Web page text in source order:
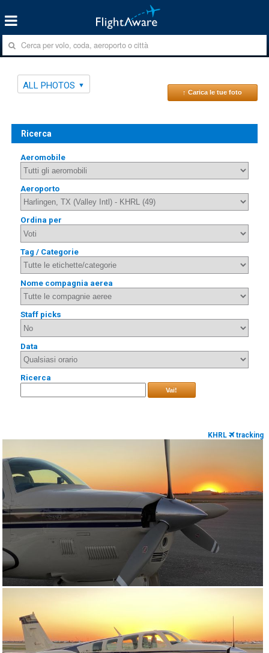
ALL PHOTOS
↑ Carica le tue foto
Ricerca
Aeromobile
Aeroporto
Ordina per
Tag / Categorie
Nome compagnia aerea
Staff picks
Data
Ricerca
Vai!
KHRL tracking